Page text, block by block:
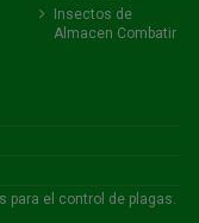
Insectos de
Almacen Combatir
para el control de plagas.